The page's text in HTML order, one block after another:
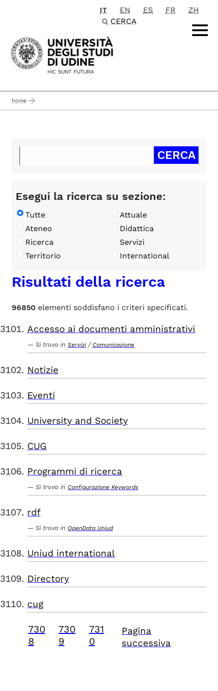
Passa al contenuto principale
IT EN ES FR
ZH
CERCA
home
Esegui la ricerca su sezione:
Tutte
Attuale
Ateneo
Didattica
Ricerca
Servizi
Territorio
International
Risultati della ricerca
96850 elementi soddisfano i criteri specificati.
Accesso ai documenti amministrativi
Si trova in Servizi / Comunicazione
Notizie
Eventi
University and Society
CUG
Programmi di ricerca
Si trova in Configurazione Keywords
rdf
Si trova in OpenData Uniud
Uniud international
Directory
cug
730
8
730
9
731
0
Pagina
successiva